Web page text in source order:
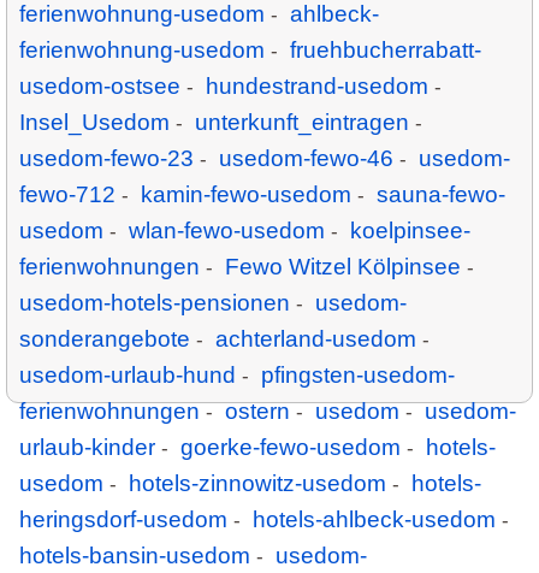
ferienwohnung-usedom - ahlbeck-
ferienwohnung-usedom - fruehbucherrabatt-
usedom-ostsee - hundestrand-usedom -
Insel_Usedom - unterkunft_eintragen -
usedom-fewo-23 - usedom-fewo-46 - usedom-
fewo-712 - kamin-fewo-usedom - sauna-fewo-
usedom - wlan-fewo-usedom -
koelpinsee-
ferienwohnungen - Fewo Witzel Kölpinsee -
usedom-hotels-pensionen - usedom-
sonderangebote - achterland-usedom -
usedom-urlaub-hund - pfingsten-usedom-
ferienwohnungen - ostern - usedom - usedom-
urlaub-kinder - goerke-fewo-usedom -
hotels-
usedom - hotels-zinnowitz-usedom -
hotels-
heringsdorf-usedom - hotels-ahlbeck-usedom -
hotels-bansin-usedom - usedom-